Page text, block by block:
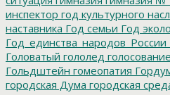
инспектор год культурного
наставника Год семьи Год
Год_единства_народов_России
Головатый гололед голосование
Гольдштейн гомеопатия
городская Дума городская